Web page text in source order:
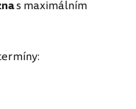
s maximálním